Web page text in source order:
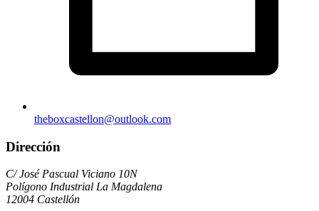
theboxcastellon@outlook.com
Dirección
C/ José Pascual Viciano 10N
Polígono Industrial La Magdalena
12004 Castellón